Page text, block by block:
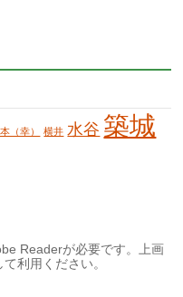
（幸） 横井 水谷 築城
Readerが必要です。上画
利用ください。